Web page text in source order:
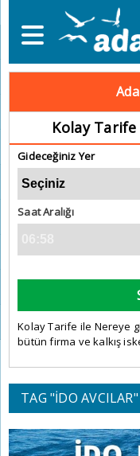
Kolay Tarife
Gideceğiniz Yer
Saat Aralığı
Kolay Tarife ile Nereye
bütün firma ve kalkış
TAG "İDO AVCILAR"